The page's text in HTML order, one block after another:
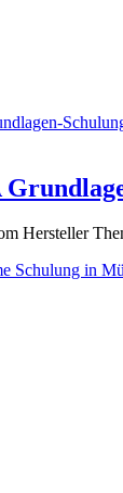
Hersteller
Schulung in